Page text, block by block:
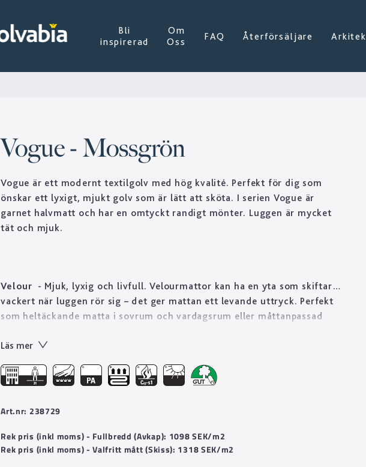
Bli
inspirerad
Om
Oss
FAQ Återförsäljare
Vogue - Mossgrön
Vogue är ett modernt textilgolv med hög kvalité. Perfekt för dig som
önskar ett lyxigt, mjukt golv som är lätt att sköta. I serien Vogue är
garnet halvmatt och har en omtyckt randigt mönter. Luggen är mycket
tät och mjuk.
Velour - Mjuk, lyxig och livfull. Velourmattor kan ha en yta som skiftar
vackert när luggen rör sig – det ger mattan ett levande uttryck. Perfekt
som heltäckande matta i sovrum och vardagsrum eller måttanpassad
olika tjocklekar och kvalitéer anpassade för att mattan ska vara hållbar i
Läs mer
Art.nr: 238729
Rek pris (inkl moms) - Fullbredd (Avkap): 1098 SEK/m2
Rek pris (inkl moms) - Valfritt mått (Skiss): 1318 SEK/m2